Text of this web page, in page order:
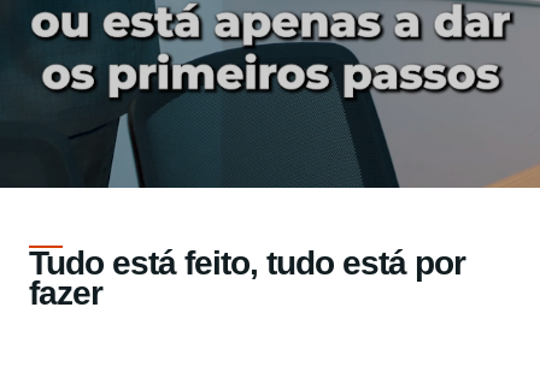
Tudo está feito, tudo está por
fazer